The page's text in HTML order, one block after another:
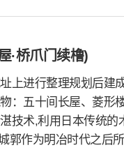
·桥爪门续橹)
进行整理规划后建成
：五十间长屋、菱形
技术,利用日本传统
郭作为明冶时代之后